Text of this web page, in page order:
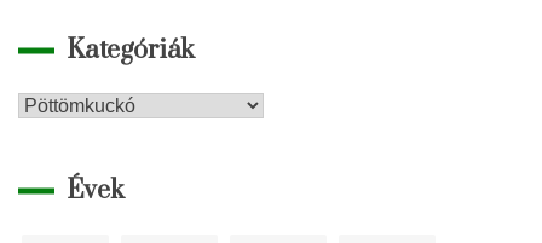
Kategóriák
Kategóriák
Évek